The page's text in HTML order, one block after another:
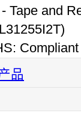
Tape and
Compliant
品